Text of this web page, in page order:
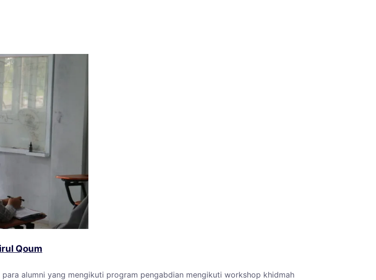
Qoum
alumni yang mengikuti program pengabdian mengikuti workshop khidmah